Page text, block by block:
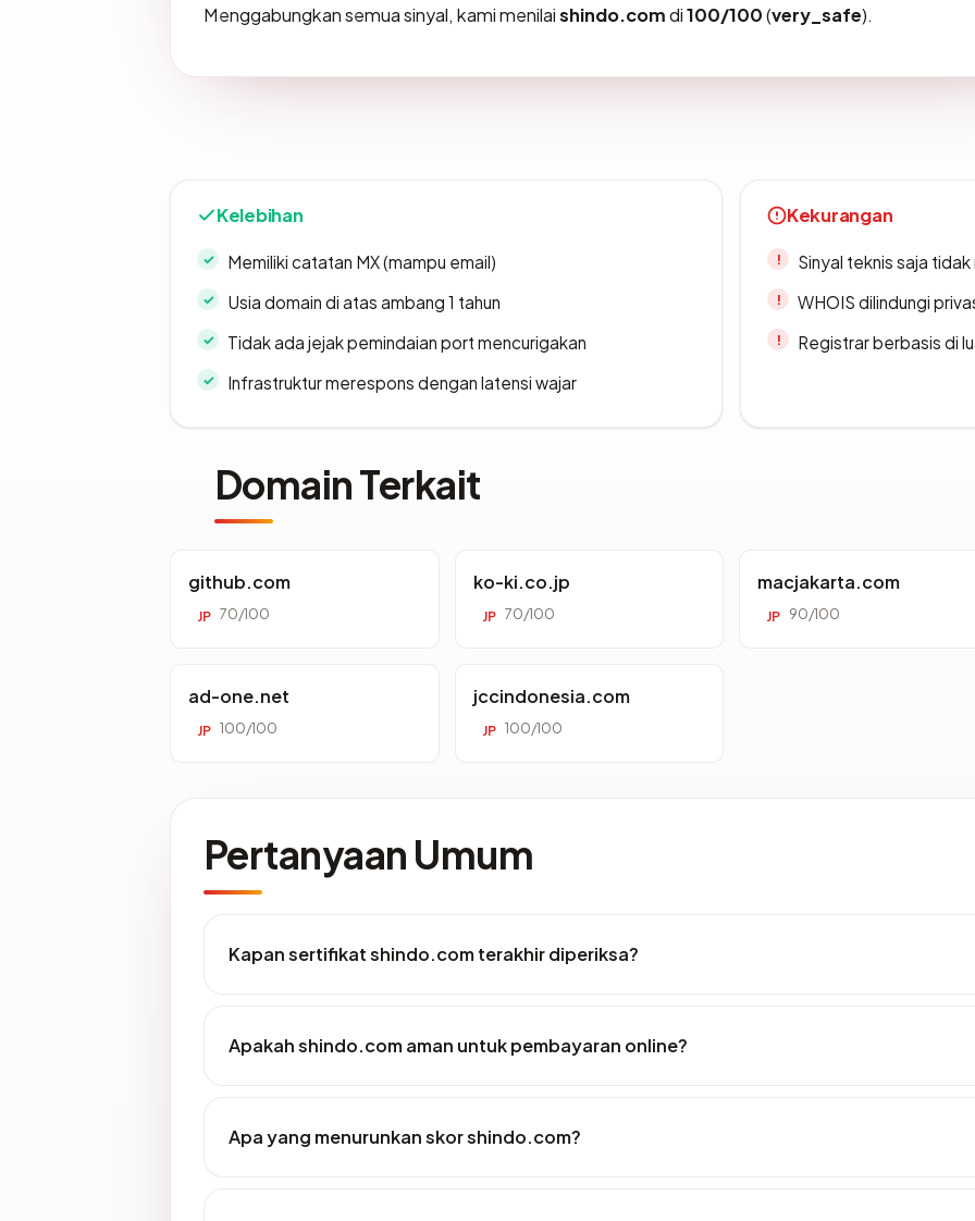
Menggabungkan semua sinyal, kami menilaishindo.comdi100/100(very_safe).
Kelebihan
Memiliki catatan MX (mampu email)
Usia domain di atas ambang 1 tahun
Tidak ada jejak pemindaian port mencurigakan
Infrastruktur merespons dengan latensi wajar
Kekurangan
Sinyal teknis saja
WHOIS dilindungi
Registrar berbasis di
Domain Terkait
github.com
JP 70/100
ko-ki.co.jp
JP 70/100
macjakarta.com
JP 90/100
ad-one.net
JP 100/100
jccindonesia.com
JP 100/100
Pertanyaan Umum
Kapan sertifikat shindo.com terakhir diperiksa?
Apakah shindo.com aman untuk pembayaran online?
Apa yang menurunkan skor shindo.com?